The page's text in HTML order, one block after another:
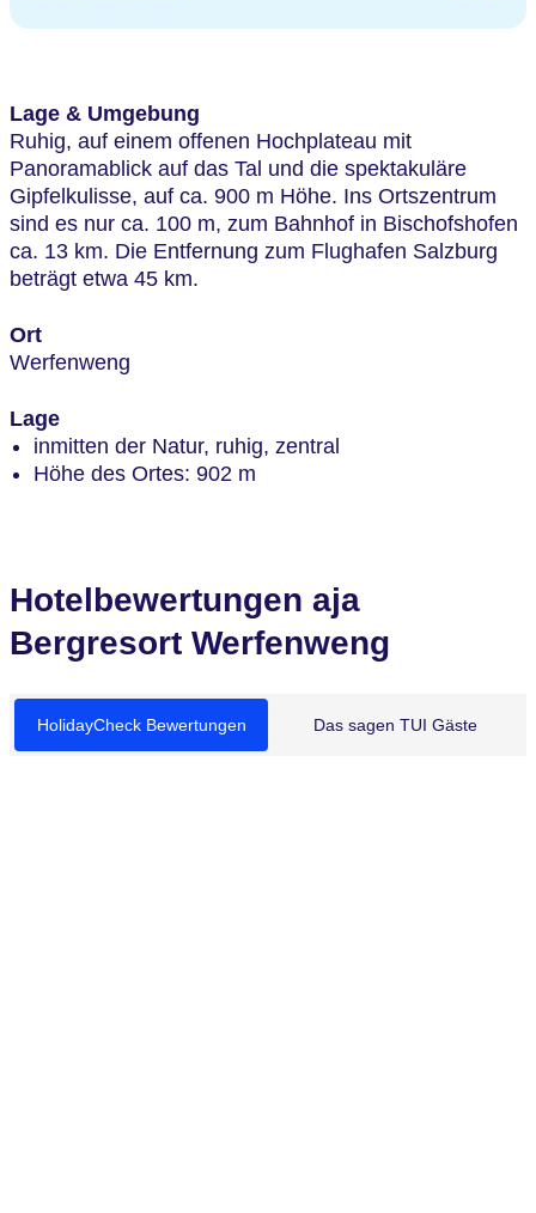
Lage & Umgebung
Ruhig, auf einem offenen Hochplateau mit
Panoramablick auf das Tal und die spektakuläre
Gipfelkulisse, auf ca. 900 m Höhe. Ins Ortszentrum
sind es nur ca. 100 m, zum Bahnhof in Bischofshofen
ca. 13 km. Die Entfernung zum Flughafen Salzburg
beträgt etwa 45 km.
Ort
Werfenweng
Lage
inmitten der Natur, ruhig, zentral
Höhe des Ortes: 902 m
Hotelbewertungen aja
Bergresort Werfenweng
HolidayCheck Bewertungen Das sagen TUI Gäste